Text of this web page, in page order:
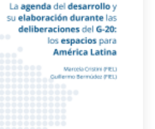
aus dem
und industriellen